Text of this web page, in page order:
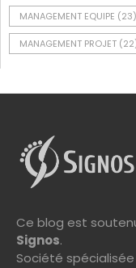
MANAGEMENT EQUIPE (23)
MANAGEMENT PROJET
Ce blog est
Signos.
Société